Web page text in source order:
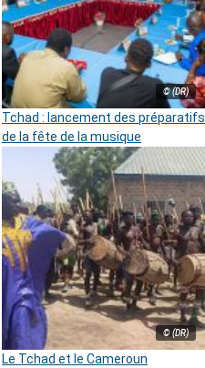
© (DR)
Tchad : lancement des préparatifs
de la fête de la musique
© (DR)
Le Tchad et le Cameroun